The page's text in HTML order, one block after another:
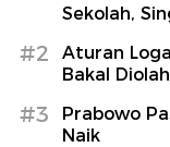
Sekolah,
#2
Aturan
Bakal
#3
Prabowo
Naik